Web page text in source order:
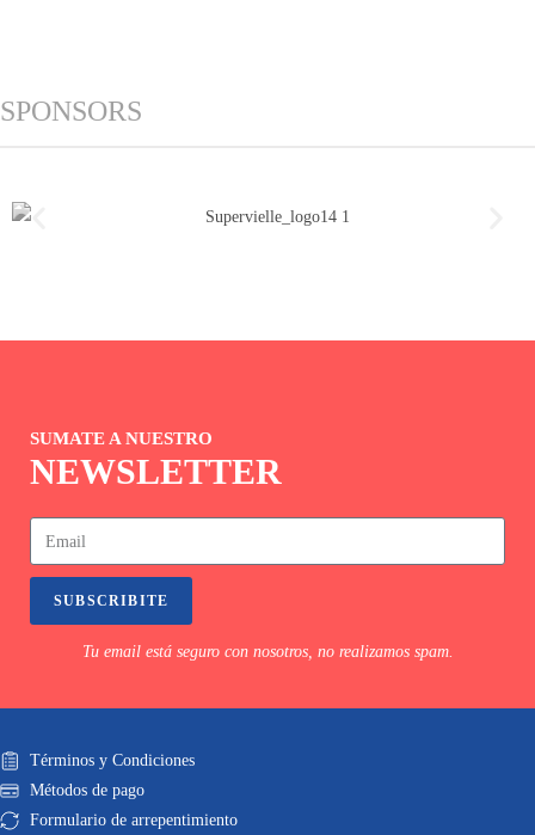
SPONSORS
SUMATE A NUESTRO
NEWSLETTER
SUBSCRIBITE
Tu email está seguro con nosotros, no realizamos spam.
Términos y Condiciones
Métodos de pago
Formulario de arrepentimiento